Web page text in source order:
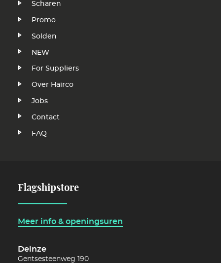
Scharen
Promo
Solden
NEW
VoetFor Suppliers
Over Hairco
Jobs
Contact
FAQ
Flagshipstore
Meer info & openingsuren
Deinze
Gentsesteenweg 190